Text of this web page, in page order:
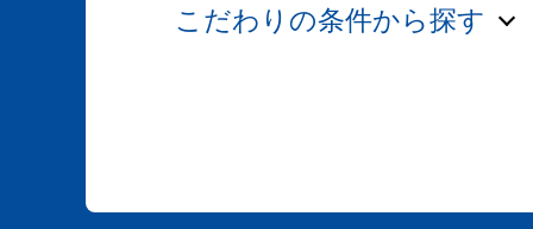
こだわりの条件から探す